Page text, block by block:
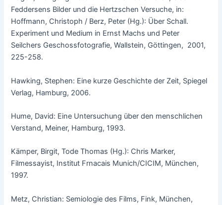
Feddersens Bilder und die Hertzschen Versuche, in:
Hoffmann, Christoph / Berz, Peter (Hg.): Über Schall.
Experiment und Medium in Ernst Machs und Peter
Seilchers Geschossfotografie, Wallstein, Göttingen, 2001,
225-258.
Hawking, Stephen: Eine kurze Geschichte der Zeit, Spiegel
Verlag, Hamburg, 2006.
Hume, David: Eine Untersuchung über den menschlichen
Verstand, Meiner, Hamburg, 1993.
Kämper, Birgit, Tode Thomas (Hg.): Chris Marker,
Filmessayist, Institut Frnacais Munich/CICIM, München,
1997.
Metz, Christian: Semiologie des Films, Fink, München,